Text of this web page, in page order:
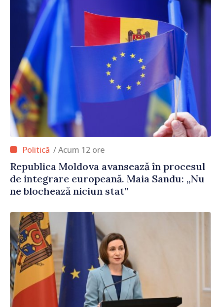
/ Acum 12 ore
Republica Moldova avansează în procesul
de integrare europeană. Maia Sandu: „Nu
ne blochează niciun stat”